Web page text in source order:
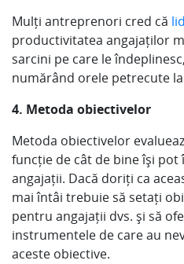
Mulți antreprenori cred că
productivitatea angajaților
sarcini pe care le
numărând orele petrecute
4. Metoda obiectivelor
Metoda obiectivelor
funcție de cât de bine își
angajații. Dacă doriți ca
mai întâi trebuie să setați
pentru angajații dvs. și să
instrumentele de care au
aceste obiective.